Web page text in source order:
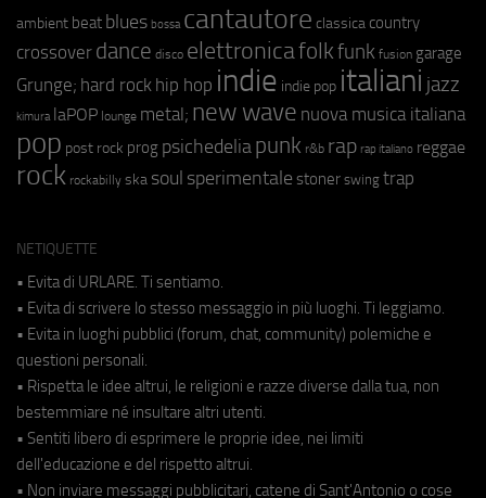
ambient beat blues bossa cantautore classica country
crossover dance disco elettronicafolkfunk fusion garage
Grunge; hard rock hip hop indie indie pop italiani jazz
kimura laPOP lounge metal; new wave nuova musica italiana
pop post rock prog psichedeliapunk r&b rap rap italiano reggae
rock rockabilly ska soul sperimentale stoner swing trap
NETIQUETTE
• Evita di URLARE. Ti sentiamo.
• Evita di scrivere lo stesso messaggio in più luoghi. Ti leggiamo.
• Evita in luoghi pubblici (forum, chat, community) polemiche e
questioni personali.
• Rispetta le idee altrui, le religioni e razze diverse dalla tua, non
bestemmiare né insultare altri utenti.
• Sentiti libero di esprimere le proprie idee, nei limiti
dell'educazione e del rispetto altrui.
• Non inviare messaggi pubblicitari, catene di Sant'Antonio o cose